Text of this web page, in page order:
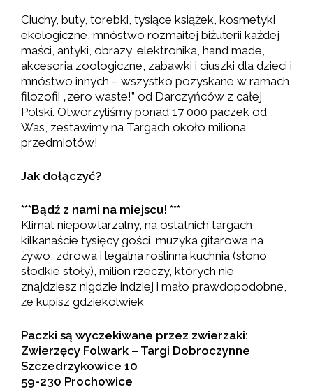
Ciuchy, buty, torebki, tysiące książek, kosmetyki
ekologiczne, mnóstwo rozmaitej biżuterii każdej
maści, antyki, obrazy, elektronika, hand made,
akcesoria zoologiczne, zabawki i ciuszki dla dzieci i
mnóstwo innych – wszystko pozyskane w ramach
filozofii „zero waste!” od Darczyńców z całej
Polski. Otworzyliśmy ponad 17 000 paczek od
Was, zestawimy na Targach około miliona
przedmiotów!
Jak dołączyć?
***Bądź z nami na miejscu! ***
Klimat niepowtarzalny, na ostatnich targach
kilkanaście tysięcy gości, muzyka gitarowa na
żywo, zdrowa i legalna roślinna kuchnia (słono
słodkie stoły), milion rzeczy, których nie
znajdziesz nigdzie indziej i mało prawdopodobne,
że kupisz gdziekolwiek
Paczki są wyczekiwane przez zwierzaki:
Zwierzęcy Folwark – Targi Dobroczynne
Szczedrzykowice 10
59-230 Prochowice